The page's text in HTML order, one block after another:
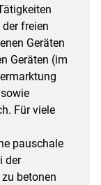
freien
Geräten
Geräten (im
Für viele
pauschale
der
betonen